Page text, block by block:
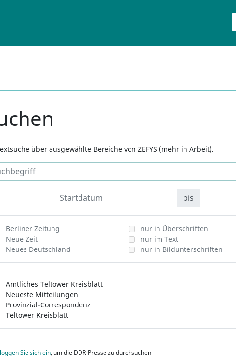
über ausgewählte Bereiche von ZEFYS (mehr in Arbeit).
bis
Berliner Zeitung
Neue Zeit
Neues Deutschland
nur in Überschriften
nur im Text
nur in Bildunterschriften
Amtliches Teltower Kreisblatt
Neueste Mitteilungen
Provinzial-Correspondenz
Teltower Kreisblatt
loggen Sie sich ein, um die DDR-Presse zu durchsuchen